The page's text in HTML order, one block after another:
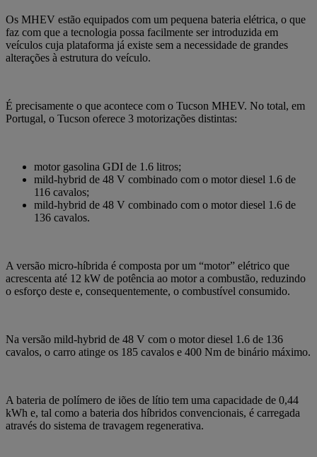
Os MHEV estão equipados com um pequena bateria elétrica, o que
faz com que a tecnologia possa facilmente ser introduzida em
veículos cuja plataforma já existe sem a necessidade de grandes
alterações à estrutura do veículo.
É precisamente o que acontece com o Tucson MHEV. No total, em
Portugal, o Tucson oferece 3 motorizações distintas:
motor gasolina GDI de 1.6 litros;
mild-hybrid de 48 V combinado com o motor diesel 1.6 de
116 cavalos;
mild-hybrid de 48 V combinado com o motor diesel 1.6 de
136 cavalos.
A versão micro-híbrida é composta por um “motor” elétrico que
acrescenta até 12 kW de potência ao motor a combustão, reduzindo
o esforço deste e, consequentemente, o combustível consumido.
Na versão mild-hybrid de 48 V com o motor diesel 1.6 de 136
cavalos, o carro atinge os 185 cavalos e 400 Nm de binário máximo.
A bateria de polímero de iões de lítio tem uma capacidade de 0,44
kWh e, tal como a bateria dos híbridos convencionais, é carregada
através do sistema de travagem regenerativa.